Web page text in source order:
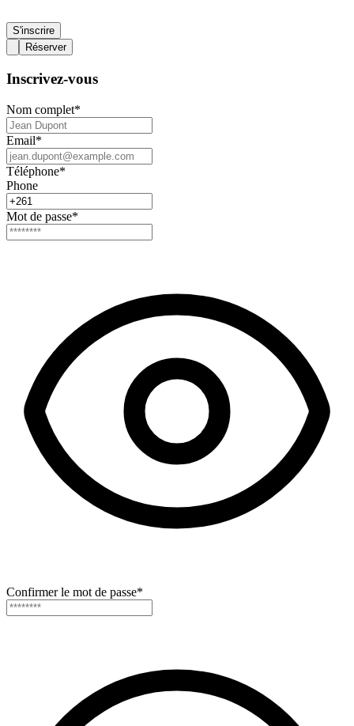
S'inscrire
Réserver
Inscrivez-vous
Nom complet*
Email*
Téléphone*
Phone
Mot de passe*
Confirmer le mot de passe*